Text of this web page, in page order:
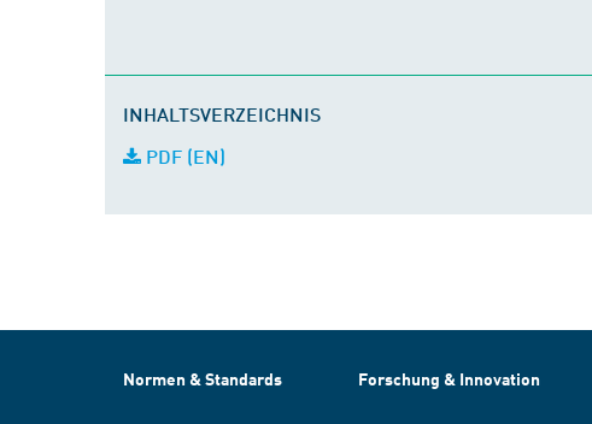
INHALTSVERZEICHNIS
PDF (EN)
Normen & Standards Forschung & Innovation